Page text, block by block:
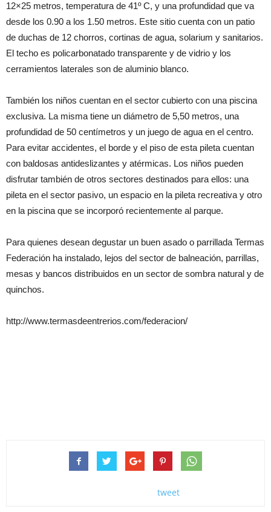
12×25 metros, temperatura de 41º C, y una profundidad que va
desde los 0.90 a los 1.50 metros. Este sitio cuenta con un patio
de duchas de 12 chorros, cortinas de agua, solarium y sanitarios.
El techo es policarbonatado transparente y de vidrio y los
cerramientos laterales son de aluminio blanco.
También los niños cuentan en el sector cubierto con una piscina
exclusiva. La misma tiene un diámetro de 5,50 metros, una
profundidad de 50 centímetros y un juego de agua en el centro.
Para evitar accidentes, el borde y el piso de esta pileta cuentan
con baldosas antideslizantes y atérmicas. Los niños pueden
disfrutar también de otros sectores destinados para ellos: una
pileta en el sector pasivo, un espacio en la pileta recreativa y otro
en la piscina que se incorporó recientemente al parque.
Para quienes desean degustar un buen asado o parrillada Termas
Federación ha instalado, lejos del sector de balneación, parrillas,
mesas y bancos distribuidos en un sector de sombra natural y de
quinchos.
http://www.termasdeentrerios.com/federacion/
tweet